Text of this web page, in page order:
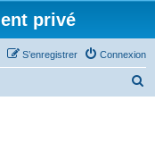
privé
Connexion
S’enregistrer